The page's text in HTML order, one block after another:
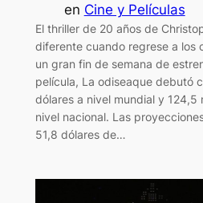
en Cine y Películas
El thriller de 20 años de
diferente cuando regrese a los
un gran fin de semana de
película, La odiseaque debutó
dólares a nivel mundial y 124,5
nivel nacional. Las
51,8 dólares de…